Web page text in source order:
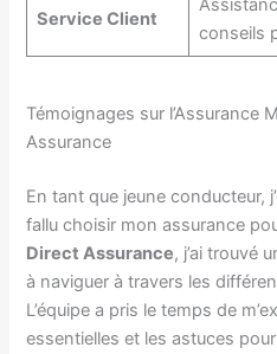
Service Client
conseils
Témoignages sur l’Assurance
Assurance
En tant que jeune conducteur,
fallu choisir mon assurance
Direct Assurance, j’ai trouvé
à naviguer à travers les
L’équipe a pris le temps de
essentielles et les astuces